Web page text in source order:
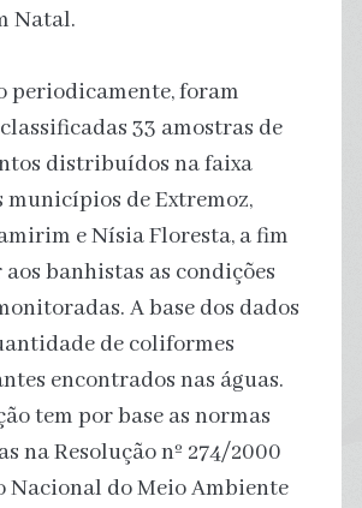
Natal.
periodicamente, foram
33 amostras de
distribuídos na faixa
municípios de Extremoz,
e Nísia Floresta, a fim
banhistas as condições
A base dos dados
de coliformes
encontrados nas águas.
tem por base as normas
na Resolução nº 274/2000
Nacional do Meio Ambiente